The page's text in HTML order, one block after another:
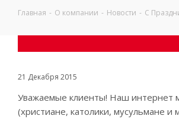
Главная - О компании - Новости - С
21 Декабря 2015
Уважаемые клиенты! Наш интернет
(христиане, католики, мусульмане